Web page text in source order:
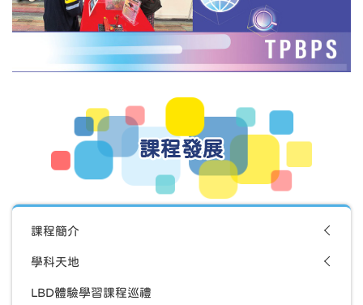
課程發展
課程簡介
學科天地
LBD體驗學習課程巡禮